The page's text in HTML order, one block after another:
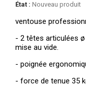
État : Nouveau produit
ventouse
- 2 têtes articulées ø
mise au vide.
- poignée
- force de tenue 35